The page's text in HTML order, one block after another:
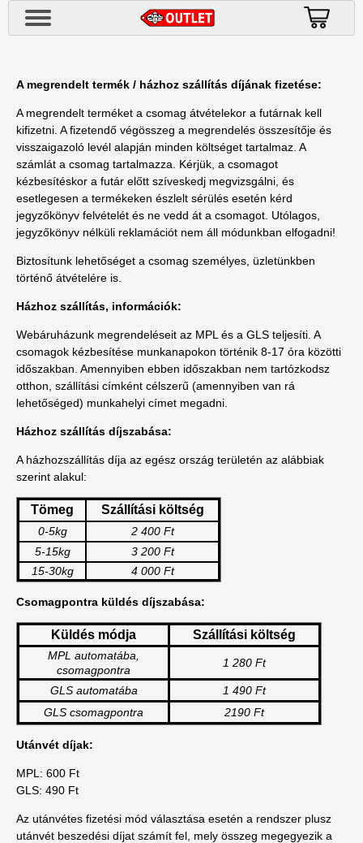
A megrendelt termék / házhoz szállítás díjának fizetése:
A megrendelt terméket a csomag átvételekor a futárnak kell
kifizetni. A fizetendő végösszeg a megrendelés összesítője és
visszaigazoló levél alapján minden költséget tartalmaz. A
számlát a csomag tartalmazza. Kérjük, a csomagot
kézbesítéskor a futár előtt szíveskedj megvizsgálni, és
esetlegesen a termékeken észlelt sérülés esetén kérd
jegyzőkönyv felvételét és ne vedd át a csomagot. Utólagos,
jegyzőkönyv nélküli reklamációt nem áll módunkban elfogadni!
Biztosítunk lehetőséget a csomag személyes, üzletünkben
történő átvételére is.
Házhoz szállítás, információk:
Webáruházunk megrendeléseit az MPL és a GLS teljesíti. A
csomagok kézbesítése munkanapokon történik 8-17 óra közötti
időszakban. Amennyiben ebben időszakban nem tartózkodsz
otthon, szállítási címként célszerű (amennyiben van rá
lehetőséged) munkahelyi címet megadni.
Házhoz szállítás díjszabása:
A házhozszállítás díja az egész ország területén az alábbiak
szerint alakul:
Tömeg Szállítási költség
0-5kg
2 400 Ft
5-15kg
3 200 Ft
15-30kg
4 000 Ft
Csomagpontra küldés díjszabása:
Küldés módja Szállítási költség
MPL automatába,
csomagpontra
1 280 Ft
GLS automatába
1 490 Ft
GLS csomagpontra
2190 Ft
Utánvét díjak:
MPL: 600 Ft
GLS: 490 Ft
Az utánvétes fizetési mód választása esetén a rendszer plusz
utánvét beszedési díjat számít fel, mely összeg megegyezik a